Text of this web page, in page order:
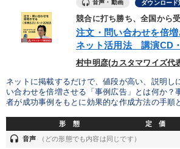
音声・動画 ダウンロード
競合に打ち勝ち、全国から
注文・問い合わせを倍増
ネット活用法 講演CD
村中明彦(カスタマワイズ代
ネットに掲載するだけで、値段が高い、説明し
い合わせを倍増させる「事例広告」とは何か？
者が成功事例をもとに効果的な作成方法の手順
形 態 定 価
headset 音声 （どの形態でも内容は同じです）